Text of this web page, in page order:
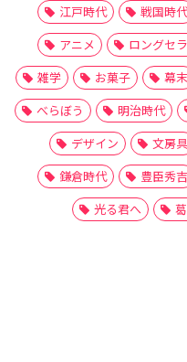
江戸時代 戦国時代
アニメ
ロングセ
雑学
お菓子 幕末
べらぼう
明治時代
デザイン
文房具
鎌倉時代
豊臣秀吉
光る君へ